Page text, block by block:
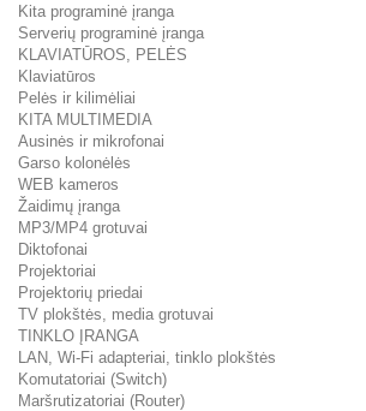
Kita programinė įranga
Serverių programinė įranga
KLAVIATŪROS, PELĖS
Klaviatūros
Pelės ir kilimėliai
KITA MULTIMEDIA
Ausinės ir mikrofonai
Garso kolonėlės
WEB kameros
Žaidimų įranga
MP3/MP4 grotuvai
Diktofonai
Projektoriai
Projektorių priedai
TV plokštės, media grotuvai
TINKLO ĮRANGA
LAN, Wi-Fi adapteriai, tinklo plokštės
Komutatoriai (Switch)
Maršrutizatoriai (Router)